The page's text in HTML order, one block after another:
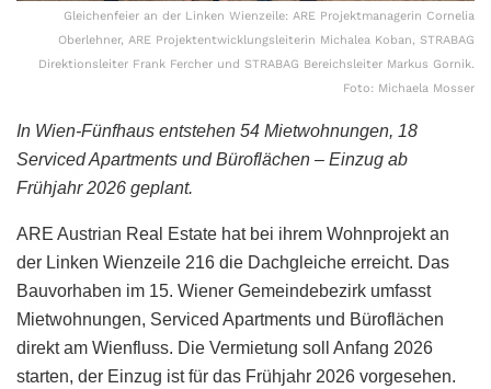
Gleichenfeier an der Linken Wienzeile: ARE Projektmanagerin Cornelia
Oberlehner, ARE Projektentwicklungsleiterin Michalea Koban, STRABAG
Direktionsleiter Frank Fercher und STRABAG Bereichsleiter Markus Gornik.
Foto: Michaela Mosser
In Wien-Fünfhaus entstehen 54 Mietwohnungen, 18
Serviced Apartments und Büroflächen – Einzug ab
Frühjahr 2026 geplant.
ARE Austrian Real Estate hat bei ihrem Wohnprojekt an
der Linken Wienzeile 216 die Dachgleiche erreicht. Das
Bauvorhaben im 15. Wiener Gemeindebezirk umfasst
Mietwohnungen, Serviced Apartments und Büroflächen
direkt am Wienfluss. Die Vermietung soll Anfang 2026
starten, der Einzug ist für das Frühjahr 2026 vorgesehen.